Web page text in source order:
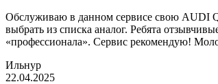
Обслуживаю в данном сервисе свою AUDI
выбрать из списка аналог. Ребята
«профессионала». Сервис рекомендую!
Ильнур
22.04.2025